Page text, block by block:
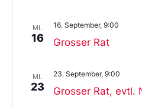
MI.
16 Grosser Rat
16. September, 9:00
MI.
23 Grosser Rat, evtl.
23. September, 9:00